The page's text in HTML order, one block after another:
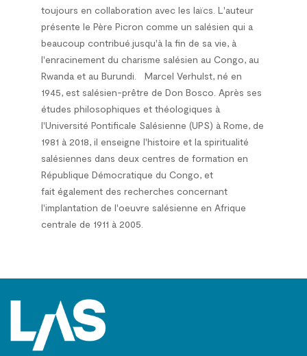
toujours en collaboration avec les laïcs. L'auteur
présente le Père Picron comme un salésien qui a
beaucoup contribué.jusqu'à la fin de sa vie, à
l'enracinement du charisme salésien au Congo, au
Rwanda et au Burundi. Marcel Verhulst, né en
1945, est salésien-prêtre de Don Bosco. Après ses
études philosophiques et théologiques à
l'Université Pontificale Salésienne (UPS) à Rome, de
1981 à 2018, il enseigne l'histoire et la spiritualité
salésiennes dans deux centres de formation en
République Démocratique du Congo, et
fait également des recherches concernant
l'implantation de l'oeuvre salésienne en Afrique
centrale de 1911 à 2005.